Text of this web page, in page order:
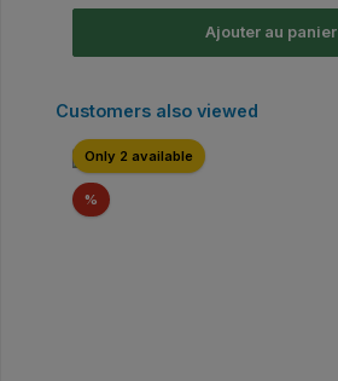
Ajouter au panier
Ignorer la galerie de produits
Customers also viewed
Only 2 available
%Réduction